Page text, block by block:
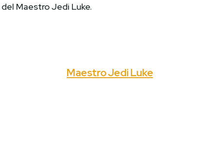
del Maestro Jedi Luke.
Maestro Jedi Luke